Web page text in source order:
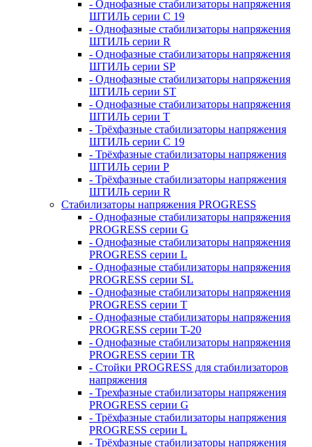
- Однофазные стабилизаторы напряжения
ШТИЛЬ серии C 19
- Однофазные стабилизаторы напряжения
ШТИЛЬ серии R
- Однофазные стабилизаторы напряжения
ШТИЛЬ серии SP
- Однофазные стабилизаторы напряжения
ШТИЛЬ серии ST
- Однофазные стабилизаторы напряжения
ШТИЛЬ серии T
- Трёхфазные стабилизаторы напряжения
ШТИЛЬ серии C 19
- Трёхфазные стабилизаторы напряжения
ШТИЛЬ серии P
- Трёхфазные стабилизаторы напряжения
ШТИЛЬ серии R
Стабилизаторы напряжения PROGRESS
- Однофазные стабилизаторы напряжения
PROGRESS серии G
- Однофазные стабилизаторы напряжения
PROGRESS серии L
- Однофазные стабилизаторы напряжения
PROGRESS серии SL
- Однофазные стабилизаторы напряжения
PROGRESS серии T
- Однофазные стабилизаторы напряжения
PROGRESS серии T-20
- Однофазные стабилизаторы напряжения
PROGRESS серии TR
- Стойки PROGRESS для стабилизаторов
напряжения
- Трехфазные стабилизаторы напряжения
PROGRESS серии G
- Трёхфазные стабилизаторы напряжения
PROGRESS серии L
- Трёхфазные стабилизаторы напряжения